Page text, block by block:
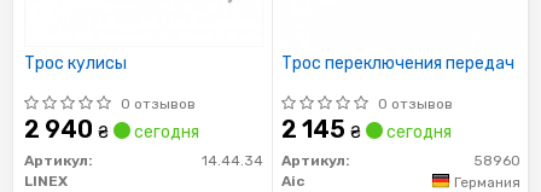
Трос кулисы
0 отзывов
2 940 ₴ сегодня
Артикул:
14.44.34
LINEX
Трос переключения передач
0 отзывов
2 145 ₴ сегодня
Артикул:
58960
Aic
Германия